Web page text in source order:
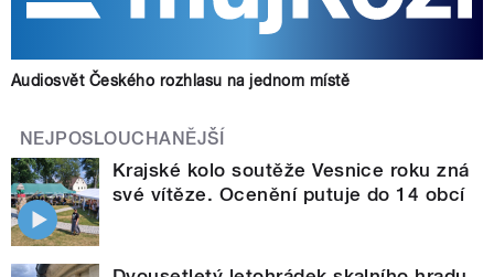
Audiosvět Českého rozhlasu na jednom místě
NEJPOSLOUCHANĚJŠÍ
Krajské kolo soutěže Vesnice roku zná
své vítěze. Ocenění putuje do 14 obcí